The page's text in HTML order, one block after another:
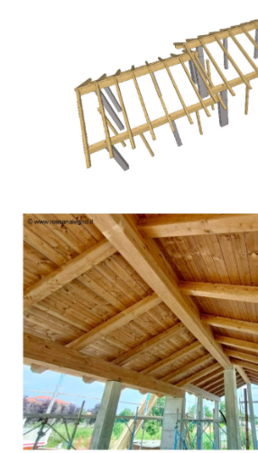
TETTO IN ABETE LAMELLARE